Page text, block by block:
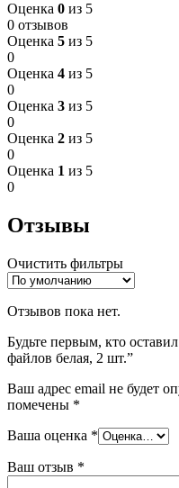
Оценка 0 из 5
0 отзывов
Оценка 5 из 5
0
Оценка 4 из 5
0
Оценка 3 из 5
0
Оценка 2 из 5
0
Оценка 1 из 5
0
Отзывы
Очистить фильтры
Отзывов пока нет.
Будьте первым, кто
файлов белая, 2 шт.”
Ваш адрес email не будет
помечены *
Ваша оценка *
Ваш отзыв *